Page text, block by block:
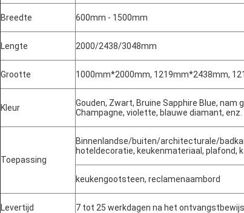
VERZENDEN
Breedte 600mm - 1500mm
Lengte 2000/2438/3048mm
Grootte 1000mm*2000mm, 1219mm*2438mm,
Kleur
Gouden, Zwart, Bruine Sapphire Blue, nam
Champagne, violette, blauwe diamant, enz.
Toepassing
Binnenlandse/buiten/architecturale/
hoteldecoratie, keukenmateriaal, plafond,
keukengootsteen, reclamenaambord
Levertijd 7 tot 25 werkdagen na het